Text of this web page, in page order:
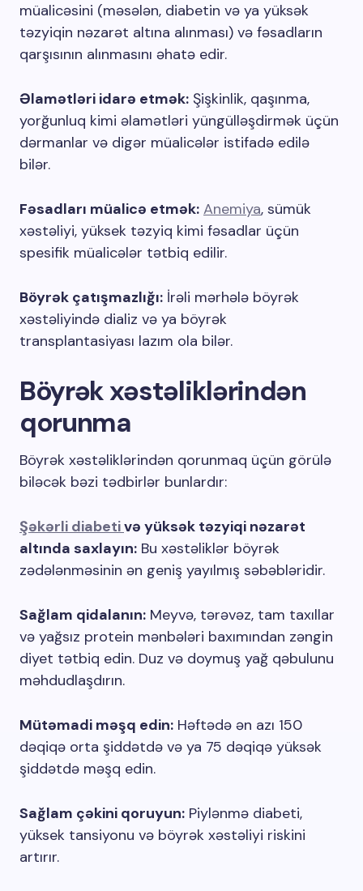
müalicəsini (məsələn, diabetin və ya yüksək
təzyiqin nəzarət altına alınması) və fəsadların
qarşısının alınmasını əhatə edir.
Əlamətləri idarə etmək: Şişkinlik, qaşınma,
yorğunluq kimi əlamətləri yüngülləşdirmək üçün
dərmanlar və digər müalicələr istifadə edilə
bilər.
Fəsadları müalicə etmək: Anemiya, sümük
xəstəliyi, yüksek təzyiq kimi fəsadlar üçün
spesifik müalicələr tətbiq edilir.
Böyrək çatışmazlığı: İrəli mərhələ böyrək
xəstəliyində dializ və ya böyrək
transplantasiyası lazım ola bilər.
Böyrək xəstəliklərindən
qorunma
Böyrək xəstəliklərindən qorunmaq üçün görülə
biləcək bəzi tədbirlər bunlardır:
Şəkərli diabetivə yüksək təzyiqi nəzarət
altında saxlayın: Bu xəstəliklər böyrək
zədələnməsinin ən geniş yayılmış səbəbləridir.
Sağlam qidalanın: Meyvə, tərəvəz, tam taxıllar
və yağsız protein mənbələri baxımından zəngin
diyet tətbiq edin. Duz və doymuş yağ qəbulunu
məhdudlaşdırın.
Mütəmadi məşq edin: Həftədə ən azı 150
dəqiqə orta şiddətdə və ya 75 dəqiqə yüksək
şiddətdə məşq edin.
Sağlam çəkini qoruyun: Piylənmə diabeti,
yüksek tansiyonu və böyrək xəstəliyi riskini
artırır.